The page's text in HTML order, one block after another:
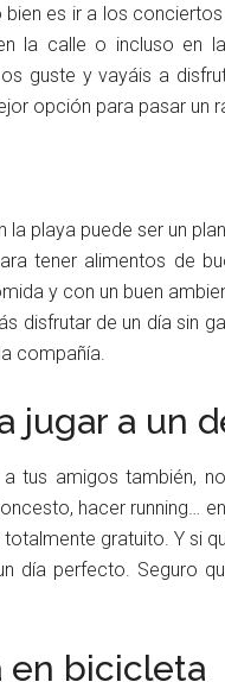
bien es ir a los
la calle o incluso en
guste y vayáis a
opción para pasar un
la playa puede ser un
tener alimentos de
y con un buen
disfrutar de un día sin
compañía.
jugar a un
tus amigos también,
hacer running…
gratuito. Y si
día perfecto. Seguro
en bicicleta